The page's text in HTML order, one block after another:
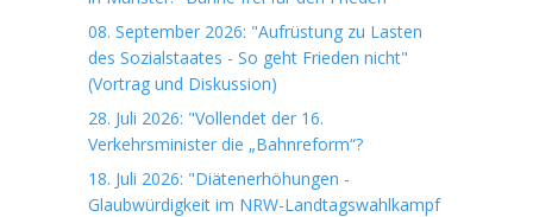
08. September 2026: "Aufrüstung zu Lasten
des Sozialstaates - So geht Frieden nicht"
(Vortrag und Diskussion)
28. Juli 2026: "Vollendet der 16.
Verkehrsminister die „Bahnreform“?
18. Juli 2026: "Diätenerhöhungen -
Glaubwürdigkeit im NRW-Landtagswahlkampf